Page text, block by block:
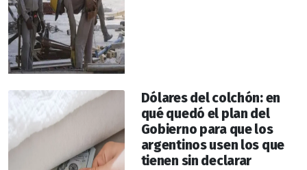
Dólares del colchón: en
qué quedó el plan del
Gobierno para que los
argentinos usen los que
tienen sin declarar